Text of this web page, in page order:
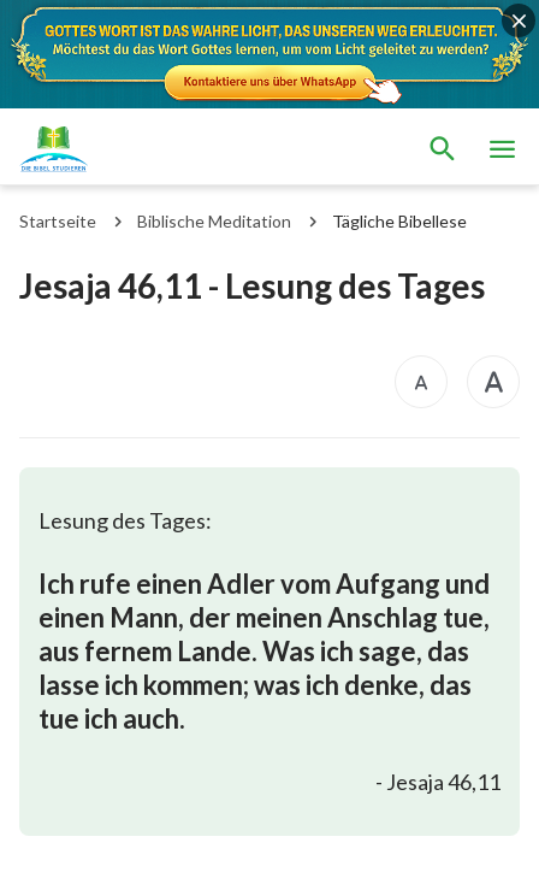
Startseite Biblische Meditation Tägliche Bibellese
Jesaja 46,11 - Lesung des Tages
Lesung des Tages:
Ich rufe einen Adler vom Aufgang und
einen Mann, der meinen Anschlag tue,
aus fernem Lande. Was ich sage, das
lasse ich kommen; was ich denke, das
tue ich auch.
- Jesaja 46,11